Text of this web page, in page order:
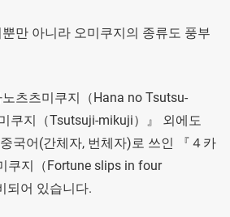
만 아니라 오미쿠지의 종류도 풍부
츠츠미쿠지（Hana no Tsutsu-
쿠지（Tsutsuji-mikuji）』 외에도
국어(간체자, 번체자)로 쓰인 『４카
쿠지（Fortune slips in four
되어 있습니다.